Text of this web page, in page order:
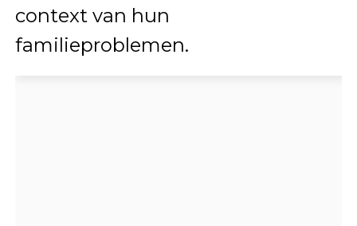
context van hun
familieproblemen.